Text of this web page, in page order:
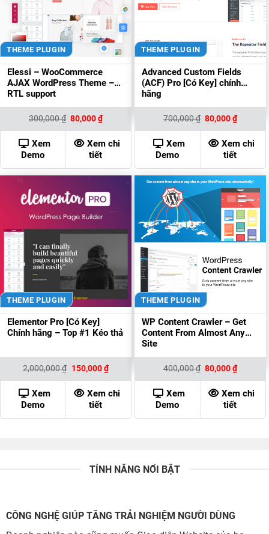
THEME PLUGIN
Elessi – WooCommerce
AJAX WordPress Theme –
RTL support
300,000₫ Giá
gốc
là:
300,000 ₫.
80,000₫Giá
hiện
tại
là:
80,000 ₫.
Xem
Demo
Xem chi
tiết
THEME PLUGIN
Advanced Custom Fields
(ACF) Pro [Có Key] chính
hãng
700,000₫ Giá
gốc
là:
700,000 ₫.
80,000₫Giá
hiện
tại
là:
80,000
Xem
Demo
Xem chi
tiết
THEME PLUGIN
Elementor Pro [Có Key]
Chính hãng – Top #1 Kéo thả
2,000,000₫ Giá
là:
2,000,000 ₫.
150,000₫Giá
hiện
tại
là:
150,000 ₫.
Xem
Demo
Xem chi
tiết
THEME PLUGIN
WP Content Crawler – Get
Content From Almost Any
Site
400,000₫ Giá
gốc
là:
400,000 ₫.
80,000₫Giá
hiện
tại
là:
80,000
Xem
Demo
Xem chi
tiết
TÍNH NĂNG NỔI BẬT
CÔNG NGHỆ GIÚP TĂNG TRẢI NGHIỆM NGƯỜI DÙNG